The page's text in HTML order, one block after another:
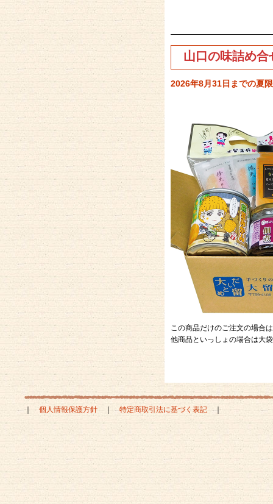
山口の味詰め合
2026年8月31日までの夏
この商品だけのご注文の場合
他商品といっしょの場合は大
｜ 個人情報保護方針 ｜ 特定商取引法に基づく表記 ｜